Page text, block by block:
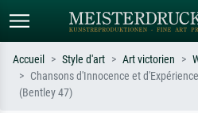
Recherche standard
Accueil Style d'art Art victorien
Chansons d'Innocence et
(Bentley 47)